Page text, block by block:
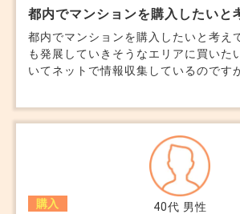
都内でマンションを購入したいと
都内でマンションを購入したいと考えてい
も発展していきそうなエリアに買いた
いてネットで情報収集しているのです
相談すればそういった情報を教えても
か？ また、大手の不動産会社さんよりも地場の不動産
会社さんのほうが、再開発に関する情
いることが多いと聞いたことがあるの
ころどうなのでしょうか？
40代 男性
購入